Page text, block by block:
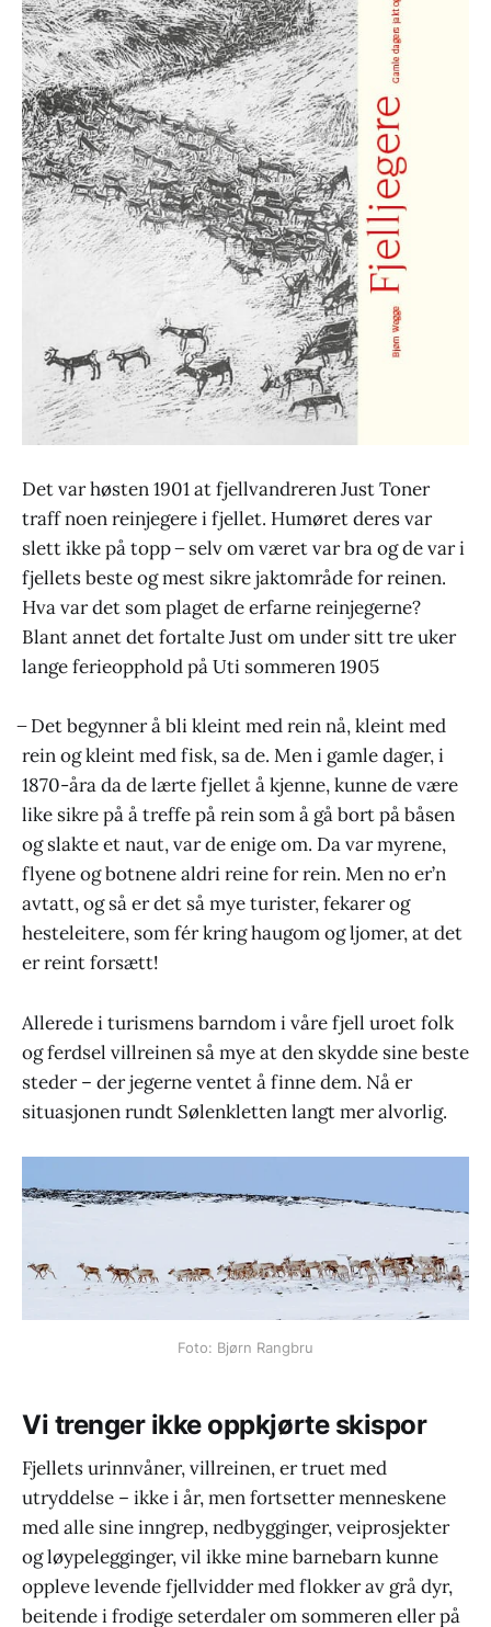
Det var høsten 1901 at fjellvandreren Just Toner
traff noen reinjegere i fjellet. Humøret deres var
slett ikke på topp ̶ selv om været var bra og de var i
fjellets beste og mest sikre jaktområde for reinen.
Hva var det som plaget de erfarne reinjegerne?
Blant annet det fortalte Just om under sitt tre uker
lange ferieopphold på Uti sommeren 1905
̶ Det begynner å bli kleint med rein nå, kleint med
rein og kleint med fisk, sa de. Men i gamle dager, i
1870-åra da de lærte fjellet å kjenne, kunne de være
like sikre på å treffe på rein som å gå bort på båsen
og slakte et naut, var de enige om. Da var myrene,
flyene og botnene aldri reine for rein. Men no er’n
avtatt, og så er det så mye turister, fekarer og
hesteleitere, som fér kring haugom og ljomer, at det
er reint forsætt!
Allerede i turismens barndom i våre fjell uroet folk
og ferdsel villreinen så mye at den skydde sine beste
steder – der jegerne ventet å finne dem. Nå er
situasjonen rundt Sølenkletten langt mer alvorlig.
Foto: Bjørn Rangbru
Vi trenger ikke oppkjørte skispor
Fjellets urinnvåner, villreinen, er truet med
utryddelse – ikke i år, men fortsetter menneskene
med alle sine inngrep, nedbygginger, veiprosjekter
og løypelegginger, vil ikke mine barnebarn kunne
oppleve levende fjellvidder med flokker av grå dyr,
beitende i frodige seterdaler om sommeren eller på